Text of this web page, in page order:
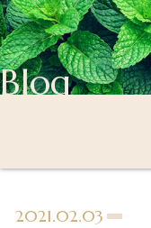
Blog
2021.02.03